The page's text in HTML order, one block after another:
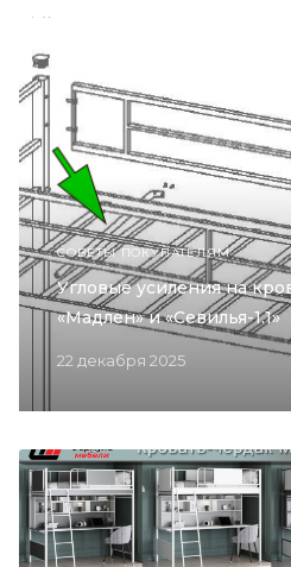
СОВЕТЫ ПОКУПАТЕЛЯМ
22 декабря 2025
Угловые усиления на
«Мадлен» и «Севилья-1.1»